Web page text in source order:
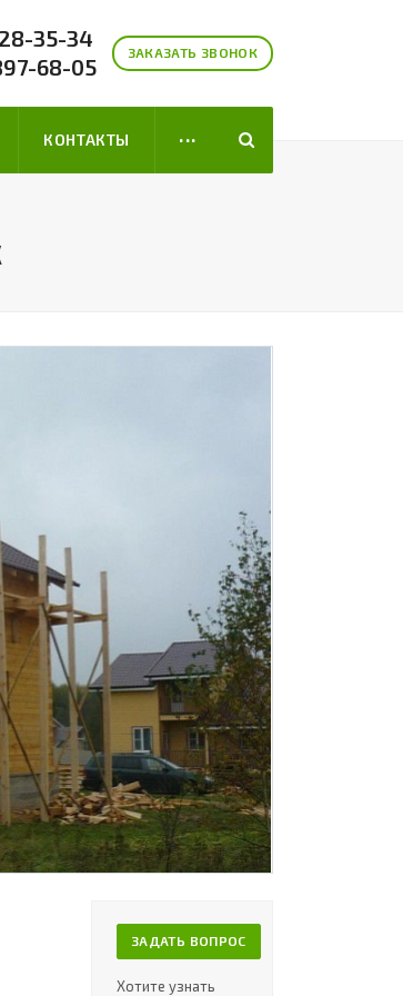
ЗАКАЗАТЬ ЗВОНОК
35-34
68-05
КОНТАКТЫ ...
ЗАДАТЬ ВОПРОС
Хотите узнать